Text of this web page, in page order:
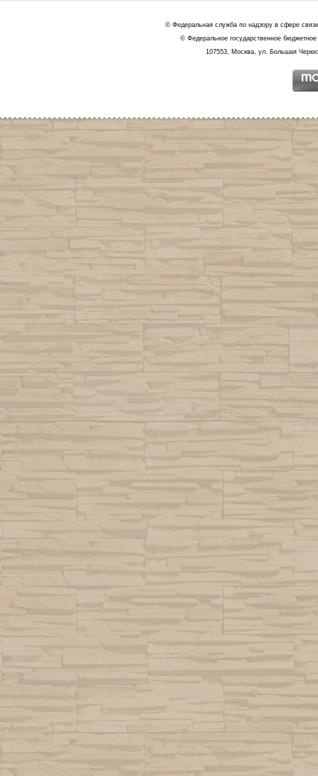
© Федеральная служба по надзору в сфере
© Федеральное государственное
107553, Москва, ул. Большая